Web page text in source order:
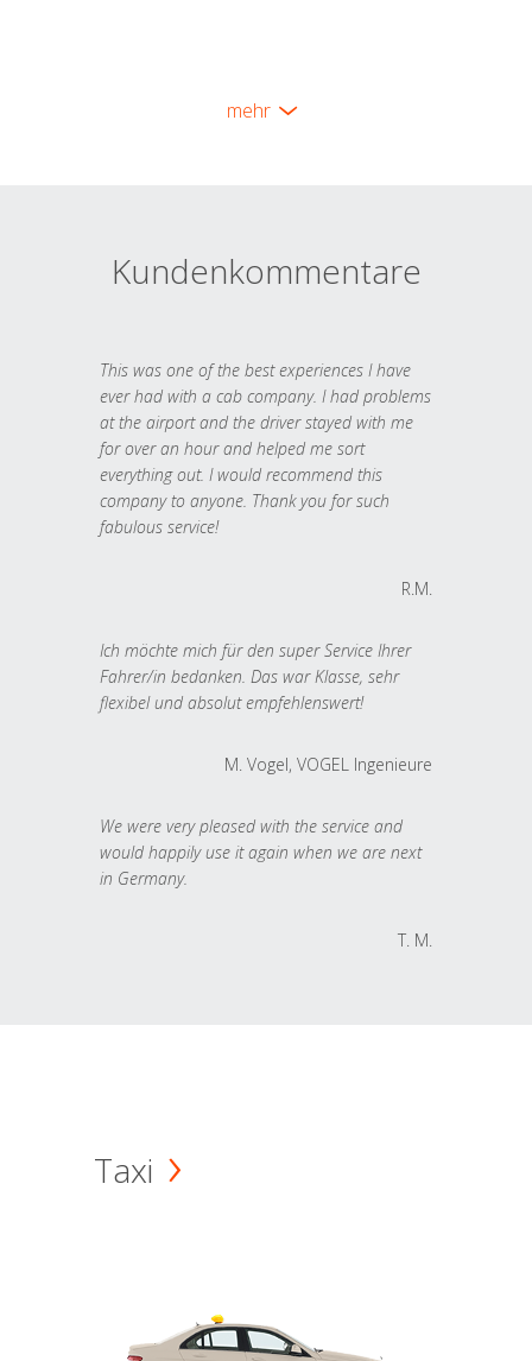
mehr
Kundenkommentare
This was one of the best experiences I have
ever had with a cab company. I had problems
at the airport and the driver stayed with me
for over an hour and helped me sort
everything out. I would recommend this
company to anyone. Thank you for such
fabulous service!
R.M.
Ich möchte mich für den super Service Ihrer
Fahrer/in bedanken. Das war Klasse, sehr
flexibel und absolut empfehlenswert!
M. Vogel, VOGEL Ingenieure
We were very pleased with the service and
would happily use it again when we are next
in Germany.
T. M.
Taxi